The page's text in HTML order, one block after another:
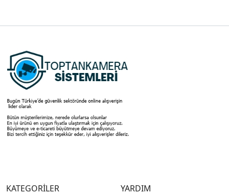
KATEGORİLER YARDIM